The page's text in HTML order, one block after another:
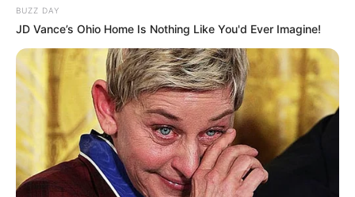
BUZZ DAY
JD Vance’s Ohio Home Is Nothing Like You'd Ever Imagine!